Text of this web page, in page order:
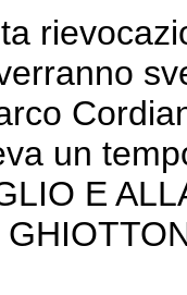
un
E